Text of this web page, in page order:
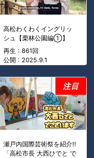
高松わくわくイングリッ
シュ【栗林公園編①】
再生 : 861回
公開 : 2025.9.1
瀬戸内国際芸術祭を紹介!!
「高松市長 大西ひでと で
注目